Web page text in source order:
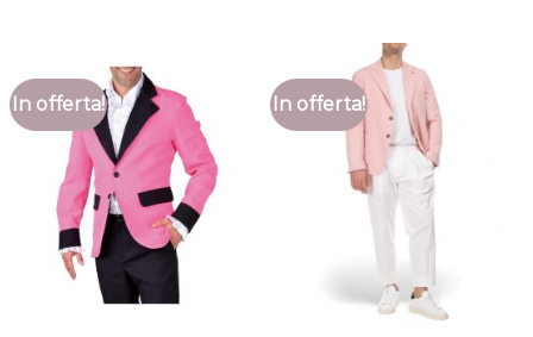
In offerta! In offerta!